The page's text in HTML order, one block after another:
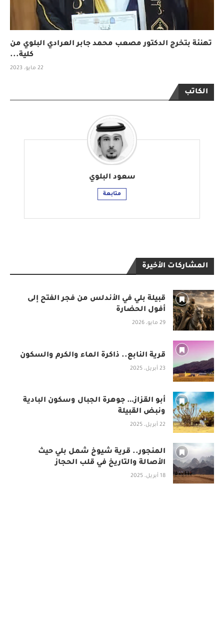
تهنئة بتخرج الدكتور مصعب محمد جابر العرادي البلوي من
كلية...
22 مايو، 2023
الكاتب
سعود البلوي
متابعة
المشاركات الأخيرة
قبيلة بلي في الأندلس من فجر الفتح إلى
أفول الحضارة
29 مايو، 2026
قرية النابع.. ذاكرة الماء والكرم والسكون
23 أبريل، 2025
أبو القزاز… جوهرة الجبال وسكون البادية
ونبض القبيلة
22 أبريل، 2025
المنجور.. قرية شيوخ شمل بلي حيث
الأصالة والتاريخ في قلب الحجاز
18 أبريل، 2025